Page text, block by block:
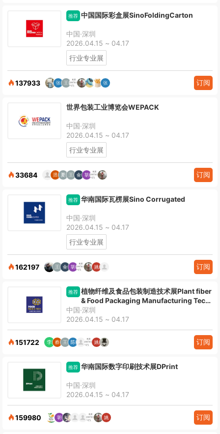
推荐 中国国际彩盒展SinoFoldingCarton
中国·深圳
2026.04.15 ~ 04.17
行业专业展
137933 订阅
世界包装工业博览会WEPACK
中国·深圳
2026.04.15 ~ 04.17
行业专业展
33684 订阅
推荐 华南国际瓦楞展Sino Corrugated
中国·深圳
2026.04.15 ~ 04.17
行业专业展
162197 订阅
推荐 植物纤维及食品包装制造技术展Plant fiber
& Food Packaging Manufacturing Tech
Expo
中国·深圳
2026.04.15 ~ 04.17
151722 订阅
推荐 华南国际数字印刷技术展DPrint
中国·深圳
2026.04.15 ~ 04.17
159980 订阅